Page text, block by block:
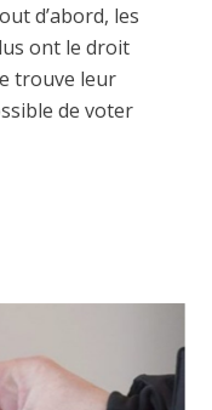
d’abord, les
ont le droit
trouve leur
de voter